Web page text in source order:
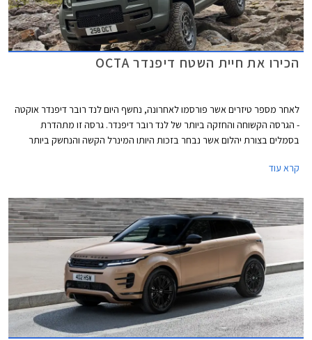
הכירו את חיית השטח דיפנדר OCTA
לאחר מספר טיזרים אשר פורסמו לאחרונה, נחשף היום לנד רובר דיפנדר אוקטה
- הגרסה הקשוחה והחזקה ביותר של לנד רובר דיפנדר. גרסה זו מתהדרת
בסמלים בצורת יהלום אשר נבחר בזכות היותו המינרל הקשה והנחשק ביותר
קרא עוד